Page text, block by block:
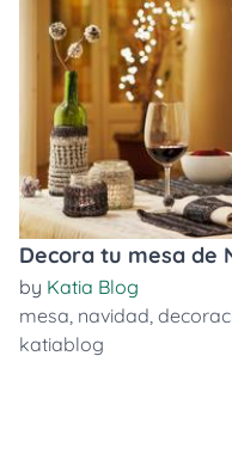
Decora tu mesa de
by Katia Blog
mesa, navidad,
katiablog